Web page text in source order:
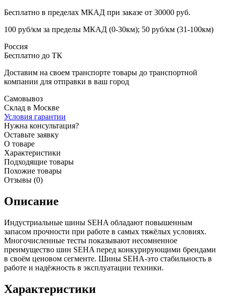
Бесплатно в пределах МКАД при заказе от 30000 руб.
100 руб/км за пределы МКАД (0-30км); 50 руб/км (31-100км)
Россия
Бесплатно до ТК
Доставим на своем транспорте товары до транспортной
компании для отправки в ваш город
Самовывоз
Склад в Москве
Условия гарантии
Нужна консультация?
Оставьте заявку
О товаре
Характеристики
Подходящие товары
Похожие товары
Отзывы (0)
Описание
Индустриальные шины SEHA обладают повышенным
запасом прочности при работе в самых тяжёлых условиях.
Многочисленные тесты показывают несомненное
преимущество шин SEHA перед конкурирующими брендами
в своём ценовом сегменте. Шины SEHA-это стабильность в
работе и надёжность в эксплуатации техники.
Характеристики